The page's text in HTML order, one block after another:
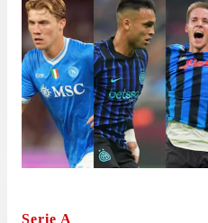
Serie A